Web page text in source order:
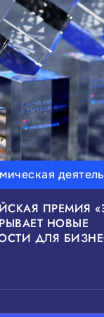
ПРЕМИЯ
НОВЫЕ
ДЛЯ